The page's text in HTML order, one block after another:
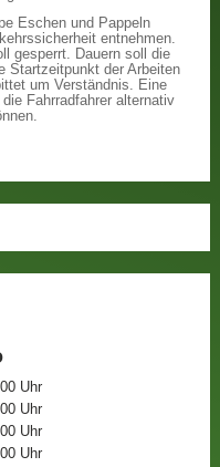
Eschen und Pappeln
entnehmen.
gesperrt. Dauern soll die
Startzeitpunkt der Arbeiten
um Verständnis. Eine
Fahrradfahrer alternativ
Uhr
Uhr
Uhr
Uhr